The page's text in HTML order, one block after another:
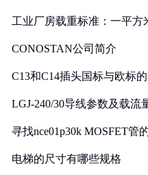
工业厂房载重标准：一平方
CONOSTAN公司简介
C13和C14插头国标与欧标
LGJ-240/30导线参数及载流
寻找nce01p30k MOSFET管
电梯的尺寸有哪些规格